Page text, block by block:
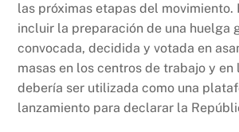
las próximas etapas del movimiento.
incluir la preparación de una huelga
convocada, decidida y votada en
masas en los centros de trabajo y en
debería ser utilizada como una
lanzamiento para declarar la